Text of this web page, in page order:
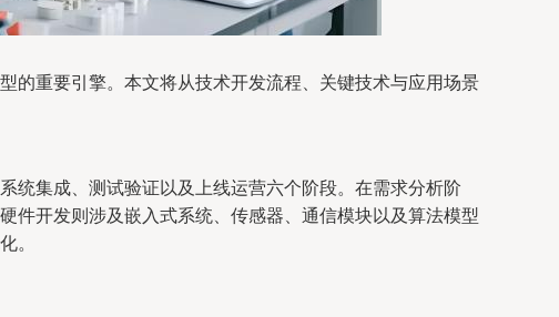
的重要引擎。本文将从技术开发流程、关键技术与应用场景
统集成、测试验证以及上线运营六个阶段。在需求分析阶
件开发则涉及嵌入式系统、传感器、通信模块以及算法模型
。